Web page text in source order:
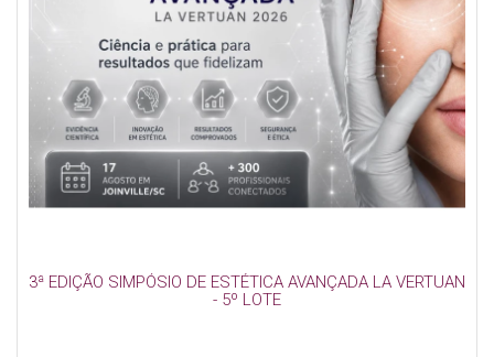
3ª EDIÇÃO SIMPÓSIO DE ESTÉTICA AVANÇADA LA VERTUAN
- 5º LOTE